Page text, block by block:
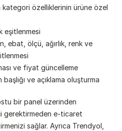
kategori özelliklerinin ürüne özel
eşitlenmesi
ebat, ölçü, ağırlık, renk ve
ve fiyat güncelleme
ve açıklama oluşturma
bir panel üzerinden
gerektirmeden e-ticaret
sağlar. Ayrıca Trendyol,